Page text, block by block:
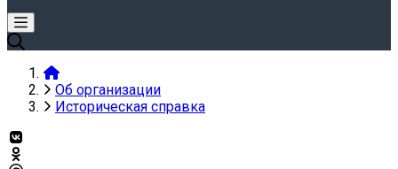
Об организации
Историческая справка